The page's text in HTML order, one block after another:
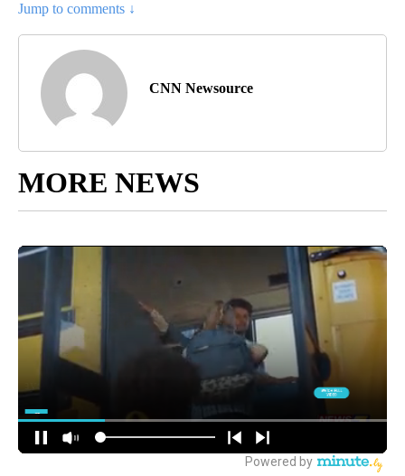
Jump to comments ↓
CNN Newsource
MORE NEWS